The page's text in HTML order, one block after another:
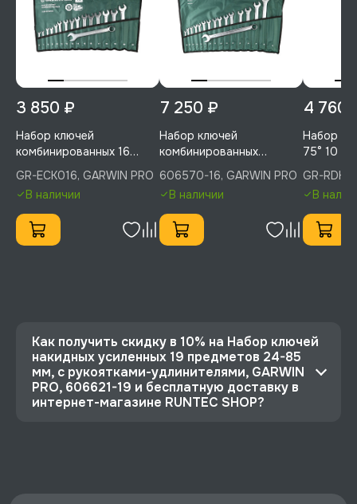
3 850 ₽
Набор ключей
комбинированных 16
предметов 6-24 мм,
GARWIN PRO, GR-ECK016
GR-ECK016, GARWIN PRO
В наличии
7 250 ₽
Набор ключей
комбинированных
удлиненных 16
предметов 10-32 мм,
GARWIN PRO, 606570-16
606570-16, GARWIN PRO
В наличии
4 760
Набор
75° 10
30х32
GR-
GR-
В
Как получить скидку в 10% на Набор ключей
накидных усиленных 19 предметов 24-85
мм, с рукоятками-удлинителями, GARWIN
PRO, 606621-19 и бесплатную доставку в
интернет-магазине RUNTEC SHOP?